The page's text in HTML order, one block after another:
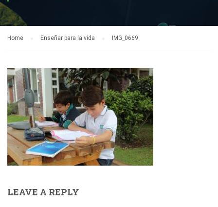
Home Enseñar para la vida IMG_0669
LEAVE A REPLY